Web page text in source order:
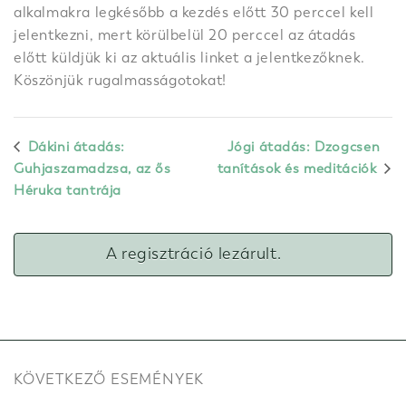
alkalmakra legkésőbb a kezdés előtt 30 perccel kell
jelentkezni, mert körülbelül 20 perccel az átadás
előtt küldjük ki az aktuális linket a jelentkezőknek.
Köszönjük rugalmasságotokat!
Dákini átadás:
Guhjaszamadzsa, az ős
Héruka tantrája
Jógi átadás: Dzogcsen
tanítások és meditációk
A regisztráció lezárult.
KÖVETKEZŐ ESEMÉNYEK